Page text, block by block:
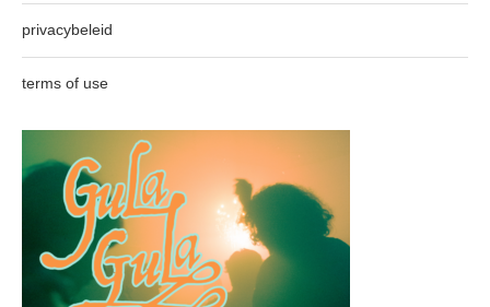
privacybeleid
terms of use